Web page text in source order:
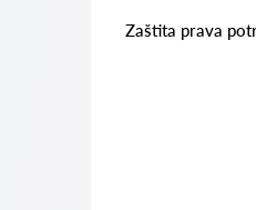
Zaštita prava